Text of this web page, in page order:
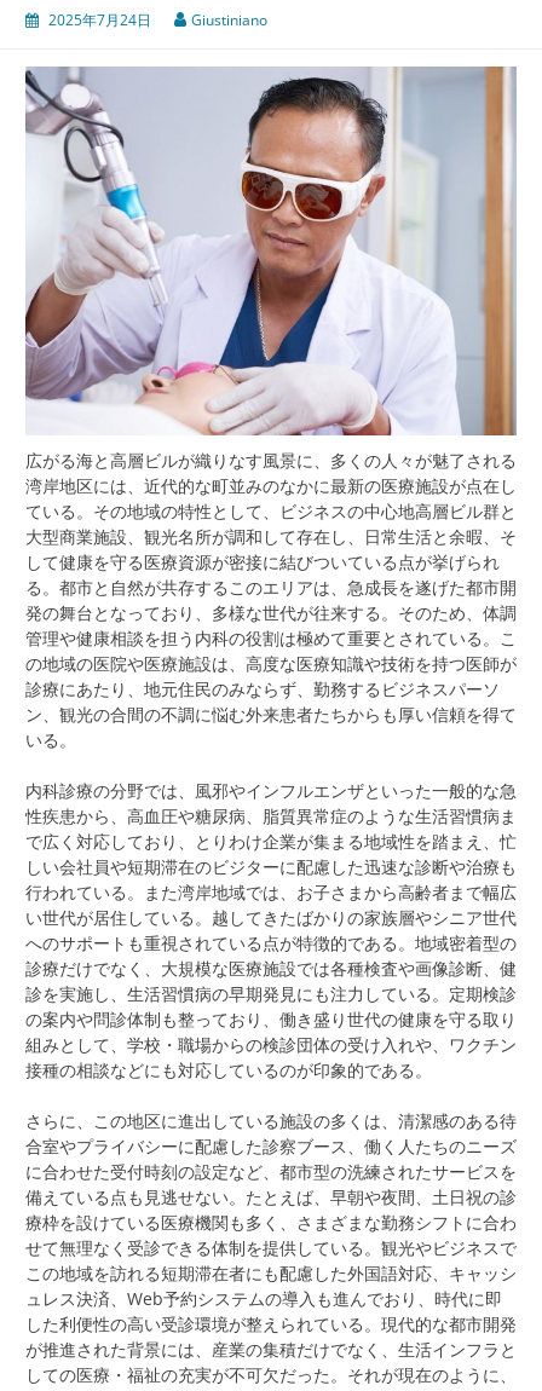
2025年7月24日 Giustiniano
広がる海と高層ビルが織りなす風景に、多くの人々が魅了される
湾岸地区には、近代的な町並みのなかに最新の医療施設が点在し
ている。 その地域の特性として、ビジネスの中心地高層ビル群と
大型商業施設、観光名所が調和して存在し、日常生活と余暇、そ
して健康を守る医療資源が密接に結びついている点が挙げられ
る。都市と自然が共存するこのエリアは、急成長を遂げた都市開
発の舞台となっており、多様な世代が往来する。そのため、体調
管理や健康相談を担う内科の役割は極めて重要とされている。こ
の地域の医院や医療施設は、高度な医療知識や技術を持つ医師が
診療にあたり、地元住民のみならず、勤務するビジネスパーソ
ン、観光の合間の不調に悩む外来患者たちからも厚い信頼を得て
いる。
内科診療の分野では、風邪やインフルエンザといった一般的な急
性疾患から、高血圧や糖尿病、脂質異常症のような生活習慣病ま
で広く対応しており、とりわけ企業が集まる地域性を踏まえ、忙
しい会社員や短期滞在のビジターに配慮した迅速な診断や治療も
行われている。また湾岸地域では、お子さまから高齢者まで幅広
い世代が居住している。越してきたばかりの家族層やシニア世代
へのサポートも重視されている点が特徴的である。地域密着型の
診療だけでなく、大規模な医療施設では各種検査や画像診断、健
診を実施し、生活習慣病の早期発見にも注力している。定期検診
の案内や問診体制も整っており、働き盛り世代の健康を守る取り
組みとして、学校・職場からの検診団体の受け入れや、ワクチン
接種の相談などにも対応しているのが印象的である。
さらに、この地区に進出している施設の多くは、清潔感のある待
合室やプライバシーに配慮した診察ブース、働く人たちのニーズ
に合わせた受付時刻の設定など、都市型の洗練されたサービスを
備えている点も見逃せない。たとえば、早朝や夜間、土日祝の診
療枠を設けている医療機関も多く、さまざまな勤務シフトに合わ
せて無理なく受診できる体制を提供している。観光やビジネスで
この地域を訪れる短期滞在者にも配慮した外国語対応、キャッシ
ュレス決済、Web予約システムの導入も進んでおり、時代に即
した利便性の高い受診環境が整えられている。現代的な都市開発
が推進された背景には、産業の集積だけでなく、生活インフラと
しての医療・福祉の充実が不可欠だった。それが現在のように、